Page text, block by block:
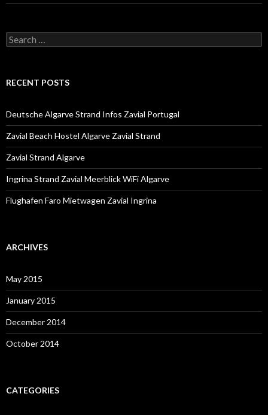
S
e
c
o
r
:
RECENT POSTS
Deutsche Algarve Strand Infos Zavial Portugal
Zavial Beach Hostel Algarve Zavial Strand
Zavial Strand Algarve
Ingrina Strand Zavial Meerblick WiFi Algarve
Flughafen Faro Mietwagen Zavial Ingrina
ARCHIVES
May 2015
January 2015
December 2014
October 2014
CATEGORIES